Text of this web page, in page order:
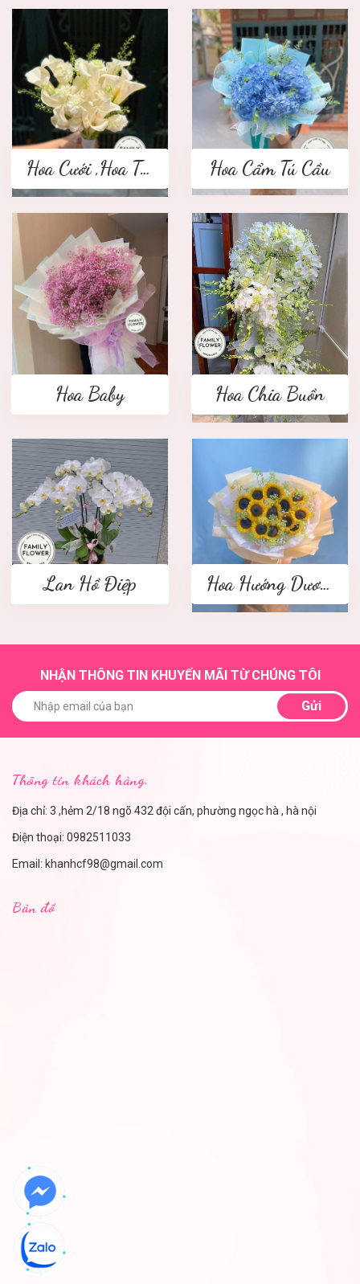
Hoa Cưới ,Hoa Tay Cầm Cô Dâu Hoa Cẩm Tú Cầu
Hoa Baby Hoa Chia Buồn
Lan Hồ Điệp Hoa Hướng Dương
NHẬN THÔNG TIN KHUYẾN MÃI TỪ CHÚNG TÔI
Gửi
Thông tin khách hàng.
Địa chỉ: 3 ,hẻm 2/18 ngõ 432 đội cấn, phường ngọc hà , hà nội
Điện thoại: 0982511033
Email: khanhcf98@gmail.com
Bản đồ